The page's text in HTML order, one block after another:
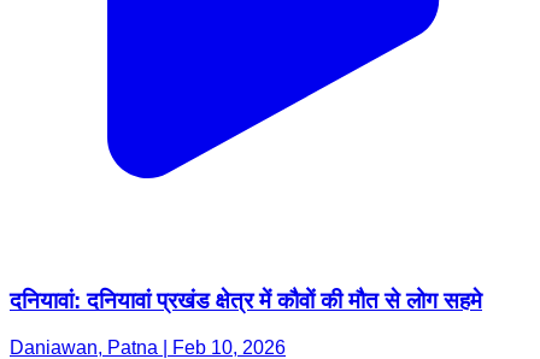
दनियावां: दनियावां प्रखंड क्षेत्र में कौवों की मौत से लोग सहमे
Daniawan, Patna | Feb 10, 2026